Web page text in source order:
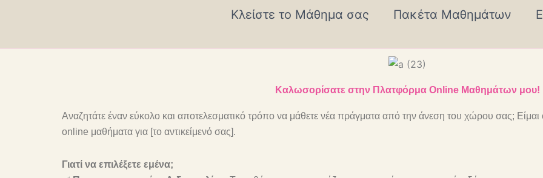
Κλείστε το Μάθημα σας Πακέτα Μαθημάτων
Καλωσορίσατε στην Πλατφόρμα Online Μαθημάτων μου!
Αναζητάτε έναν εύκολο και αποτελεσματικό τρόπο να μάθετε νέα πράγματα από την άνεση του χώρου σας;
online μαθήματα για [το αντικείμενό σας].
Γιατί να επιλέξετε εμένα;